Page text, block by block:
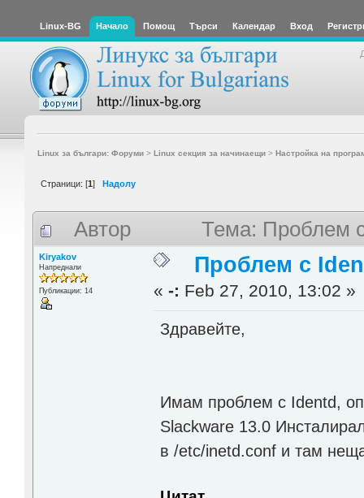
Linux-BG Начало Помощ Търси Календар Вход
Linux за българи: Форуми> Linux секция за начинаещи> Настройка на
Страници: [1] Надолу
Автор Тема: Проблем
Kiryakov
Напреднали
Публикации: 14
Проблем с
«-: Feb 27, 2010, 13:02 »
Здравейте,
Имам проблем с Identd,
Slackware 13.0
в /etc/inetd.conf и там